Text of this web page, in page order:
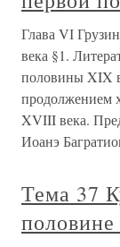
Глава VІ
века §1.
половины XIX
продолжением
XVIII века.
Иоанэ
Тема 37